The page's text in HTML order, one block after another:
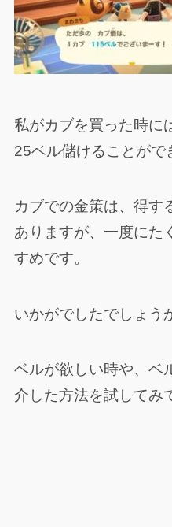
私がカブを買った時に
25ベル儲けることがで
カブでの金策は、得す
ありますが、一度にた
すめです。
いかがでしたでしょう
ベルが欲しい時や、ベ
介した方法を試してみ